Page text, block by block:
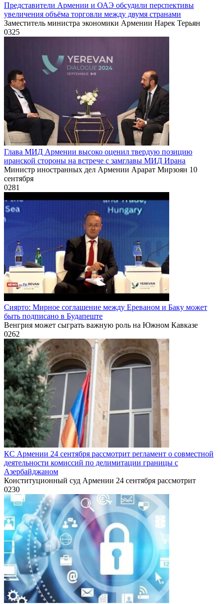
Представители Армении и ОАЭ обсудили перспективы
увеличения объёма торговли между двумя странами
Заместитель министра экономики Армении Нарек Терьян
0325
Глава МИД Армении высоко оценил твердую позицию
иранской стороны на встрече с замглавы МИД Ирана
Министр иностранных дел Армении Арарат Мирзоян 10
сентября
0281
Сиярто: Мирное соглашение между Ереваном и Баку может
быть подписано в Будапеште
Венгрия может сыграть важную роль на Южном Кавказе
0262
КС Армении 24 сентября рассмотрит регламент о совместной
деятельности комиссий по делимитации границы с
Азербайджаном
Конституционный суд Армении 24 сентября рассмотрит
0230